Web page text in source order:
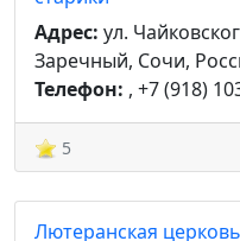
Адрес: ул.
Заречный, Сочи,
Телефон: , +7 (918)
5
Лютеранская